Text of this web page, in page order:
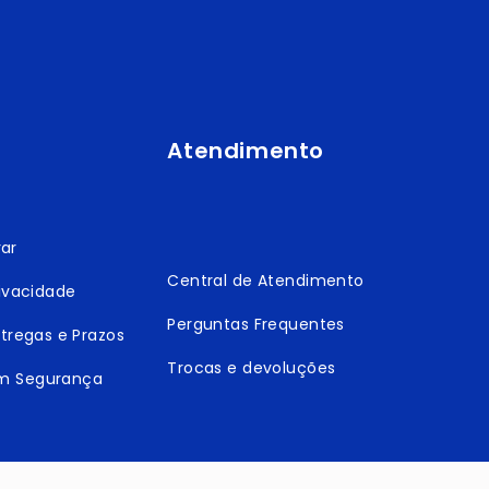
e Prazos
Segurança
Atendimento
Central de Atendimento
Perguntas Frequentes
Trocas e devoluções